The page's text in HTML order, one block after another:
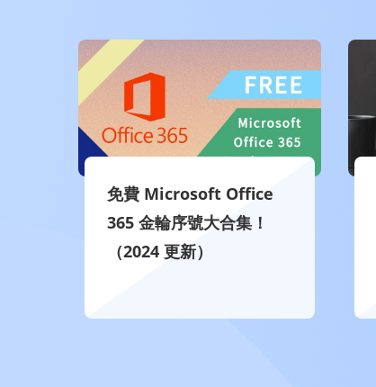
免費 Microsoft Office
365 金輪序號大合集！
（2024 更新）